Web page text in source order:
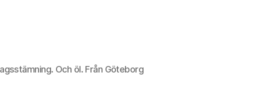
Och öl. Från Göteborg